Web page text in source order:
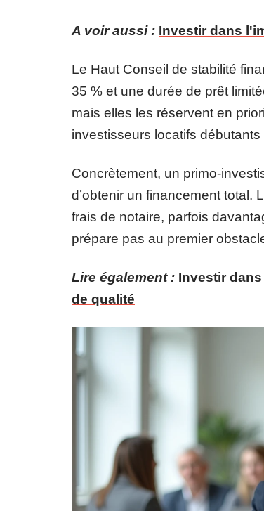
A voir aussi : Investir dans
Le Haut Conseil de stabilité
35 % et une durée de prêt
mais elles les réservent en
investisseurs locatifs
Concrètement, un primo-
d’obtenir un financement total.
frais de notaire, parfois
prépare pas au premier
Lire également : Investir
de qualité